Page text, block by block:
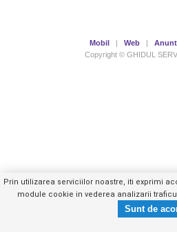
Tel. 021.316.41.87,
Mobil | Web |
Copyright © GHIDUL
Prin utilizarea serviciilor noastre, iti exprimi
module cookie in vederea analizarii